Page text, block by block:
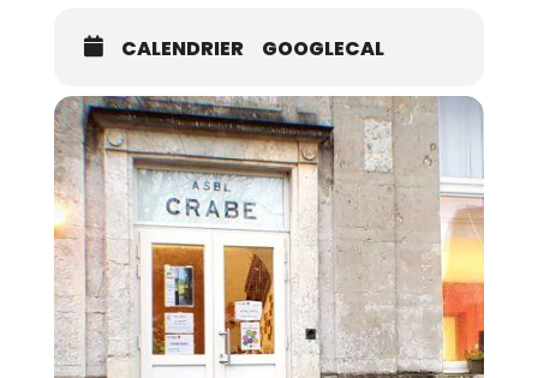
CALENDRIER GOOGLECAL